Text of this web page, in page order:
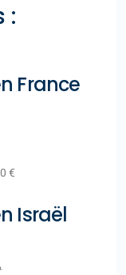
:
France
€
Israël